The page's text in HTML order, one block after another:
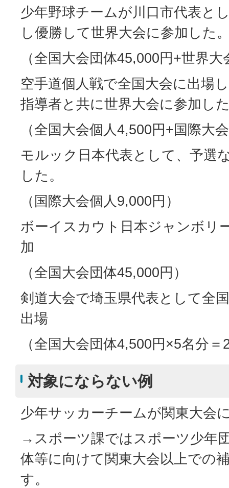
少年野球チームが川口市代表と
し優勝して世界大会に参加した
（全国大会団体45,000円+世界
空手道個人戦で全国大会に出場
指導者と共に世界大会に参加し
（全国大会個人4,500円+国際大
モルック日本代表として、予選
した。
（国際大会個人9,000円）
ボーイスカウト日本ジャンボリ
加
（全国大会団体45,000円）
剣道大会で埼玉県代表として全
出場
（全国大会団体4,500円×5名分
対象にならない例
少年サッカーチームが関東大会
→スポーツ課ではスポーツ少年
体等に向けて関東大会以上での
す。